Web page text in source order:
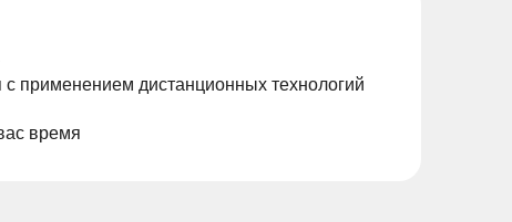
применением дистанционных технологий
время